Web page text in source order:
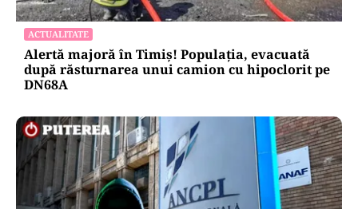
ACTUALITATE
Alertă majoră în Timiș! Populația, evacuată
după răsturnarea unui camion cu hipoclorit pe
DN68A